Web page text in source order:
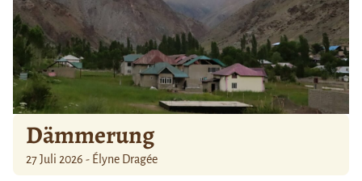
Dämmerung
27 Juli 2026 - Élyne Dragée